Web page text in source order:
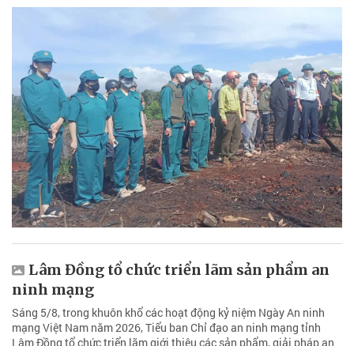
Lâm Đồng tổ chức triển lãm sản phẩm an
ninh mạng
Sáng 5/8, trong khuôn khổ các hoạt động kỷ niệm Ngày An ninh
mạng Việt Nam năm 2026, Tiểu ban Chỉ đạo an ninh mạng tỉnh
Lâm Đồng tổ chức triển lãm giới thiệu các sản phẩm, giải pháp an